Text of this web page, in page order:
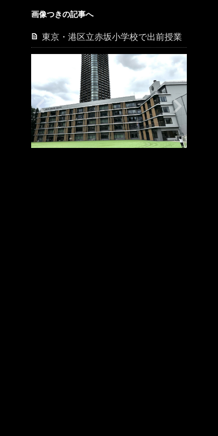
画像つきの記事へ
東京・港区立赤坂小学校で出前授業